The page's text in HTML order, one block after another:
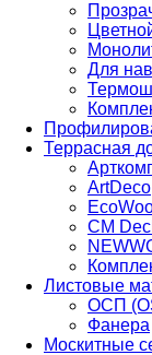
Для
Террасная
ArtDeco
CM
Листовые
ОСП
Фанера
Москитные